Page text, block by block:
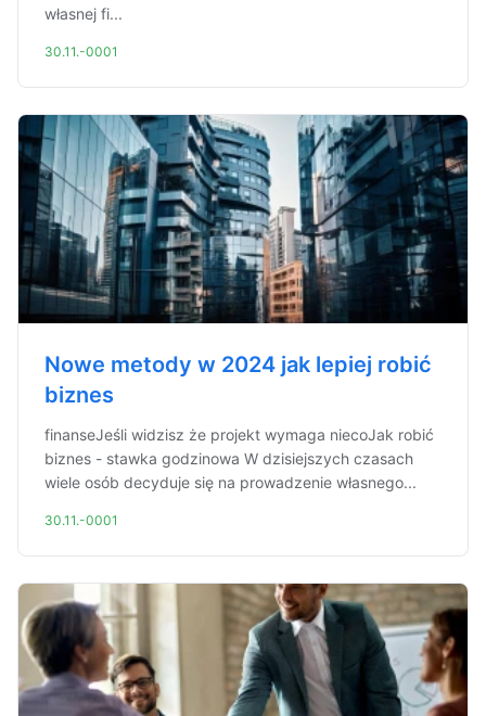
własnej fi...
30.11.-0001
Nowe metody w 2024 jak lepiej robić
biznes
finanseJeśli widzisz że projekt wymaga niecoJak robić
biznes - stawka godzinowa W dzisiejszych czasach
wiele osób decyduje się na prowadzenie własnego...
30.11.-0001